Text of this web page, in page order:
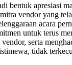
bentuk apresiasi
vendor yang
acara
untuk terus
serta
tidak